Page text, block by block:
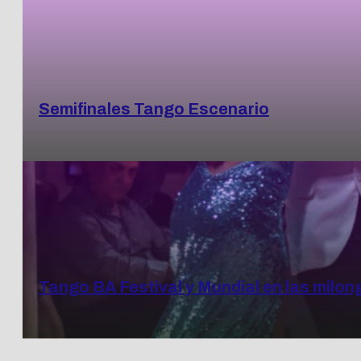
Semifinales Tango Escenario
Tango BA Festival y Mundial en las